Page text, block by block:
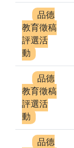
品德
教育徵稿
評選活
動
品德
教育徵稿
評選活
動
品德